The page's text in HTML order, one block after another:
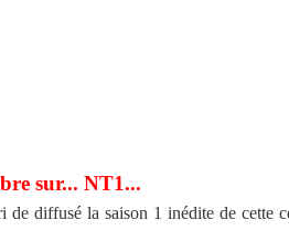
sur... NT1...
diffusé la saison 1 inédite de cette